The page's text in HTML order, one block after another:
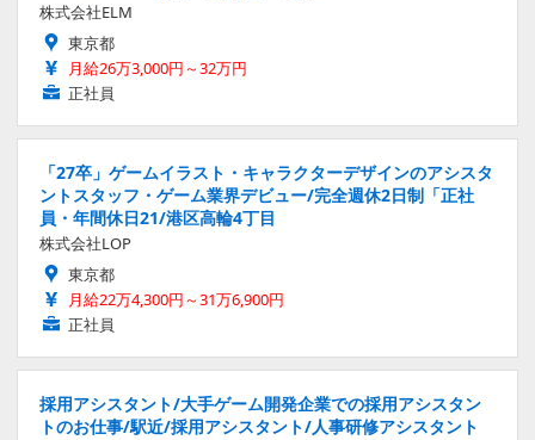
株式会社ELM
東京都
月給26万3,000円～32万円
正社員
「27卒」ゲームイラスト・キャラクターデザインのアシスタ
ントスタッフ・ゲーム業界デビュー/完全週休2日制「正社
員・年間休日21/港区高輪4丁目
株式会社LOP
東京都
月給22万4,300円～31万6,900円
正社員
採用アシスタント/大手ゲーム開発企業での採用アシスタン
トのお仕事/駅近/採用アシスタント/人事研修アシスタント